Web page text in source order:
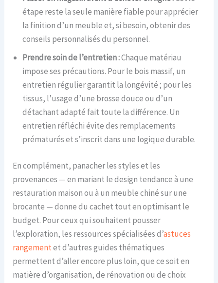
étape reste la seule manière fiable pour apprécier
la finition d’un meuble et, si besoin, obtenir des
conseils personnalisés du personnel.
Prendre soin de l’entretien :Chaque matériau
impose ses précautions. Pour le bois massif, un
entretien régulier garantit la longévité ; pour les
tissus, l’usage d’une brosse douce ou d’un
détachant adapté fait toute la différence. Un
entretien réfléchi évite des remplacements
prématurés et s’inscrit dans une logique durable.
En complément, panacher les styles et les
provenances — en mariant le design tendance à une
restauration maison ou à un meuble chiné sur une
brocante — donne du cachet tout en optimisant le
budget. Pour ceux qui souhaitent pousser
l’exploration, les ressources spécialisées d’astuces
rangementet d’autres guides thématiques
permettent d’aller encore plus loin, que ce soit en
matière d’organisation, de rénovation ou de choix